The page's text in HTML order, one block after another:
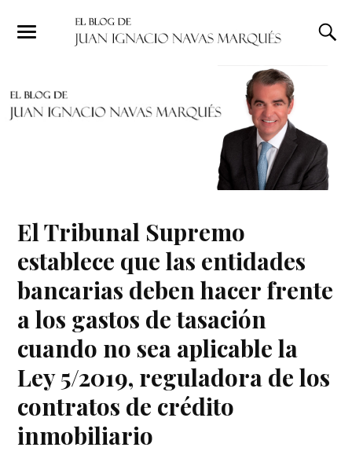
El Tribunal Supremo
establece que las entidades
bancarias deben hacer frente
a los gastos de tasación
cuando no sea aplicable la
Ley 5/2019, reguladora de los
contratos de crédito
inmobiliario